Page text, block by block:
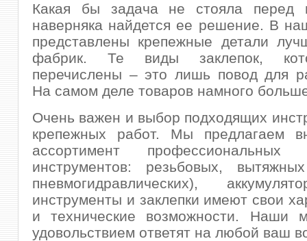
Какая бы задача не стояла перед
наверняка найдется ее решение. В
представлены крепежные детали
фабрик. Те виды заклепок,
перечислены – это лишь повод для
На самом деле товаров намного
Очень важен и выбор подходящих
крепежных работ. Мы предлагаем
ассортимент профессиональных
инструментов: резьбовых,
пневмогидравлических),
инструменты и заклепки имеют свои
и технические возможности. Наши
удовольствием ответят на любой ваш